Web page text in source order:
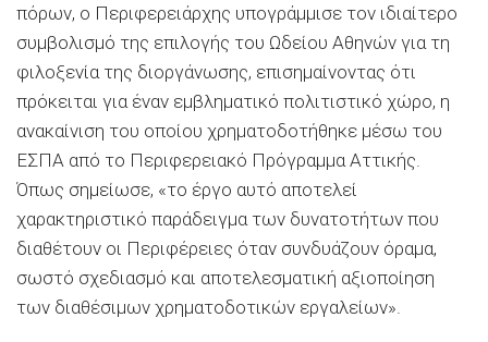
πόρων, ο Περιφερειάρχης υπογράμμισε τον ιδιαίτερο
συμβολισμό της επιλογής του Ωδείου Αθηνών για τη
φιλοξενία της διοργάνωσης, επισημαίνοντας ότι
πρόκειται για έναν εμβληματικό πολιτιστικό χώρο, η
ανακαίνιση του οποίου χρηματοδοτήθηκε μέσω του
ΕΣΠΑ από το Περιφερειακό Πρόγραμμα Αττικής.
Όπως σημείωσε, «το έργο αυτό αποτελεί
χαρακτηριστικό παράδειγμα των δυνατοτήτων που
διαθέτουν οι Περιφέρειες όταν συνδυάζουν όραμα,
σωστό σχεδιασμό και αποτελεσματική αξιοποίηση
των διαθέσιμων χρηματοδοτικών εργαλείων».